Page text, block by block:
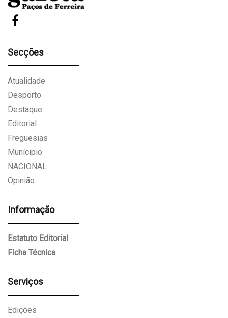
Secções
Atualidade
Desporto
Destaque
Editorial
Freguesias
Munícipio
NACIONAL
Opinião
Informação
Estatuto Editorial
Ficha Técnica
Serviços
Edições